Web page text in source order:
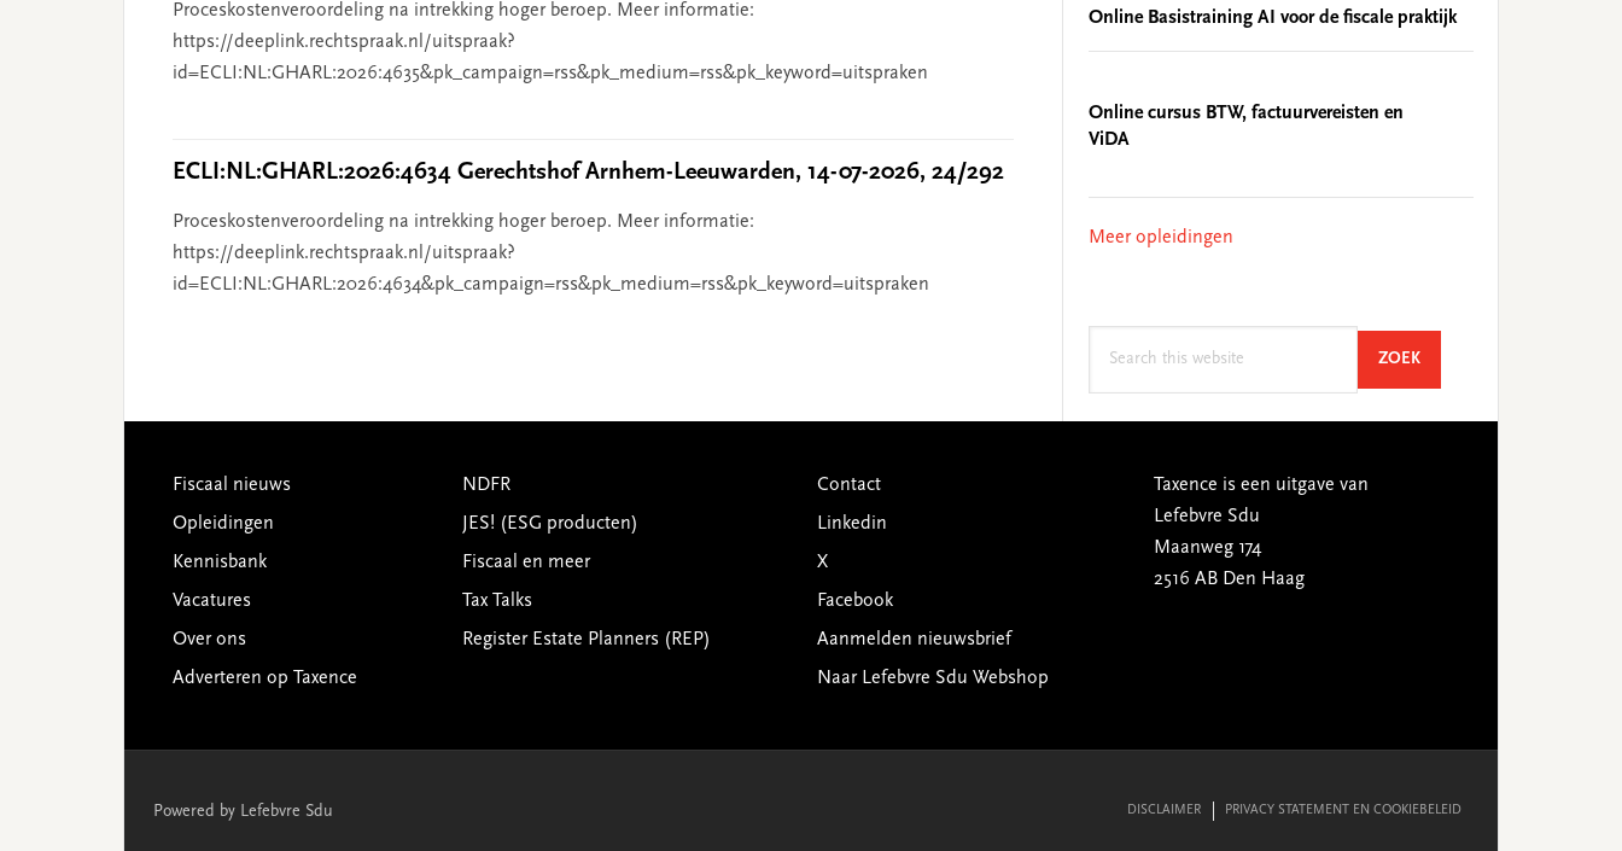
Proceskostenveroordeling na intrekking hoger beroep. Meer informatie:
https://deeplink.rechtspraak.nl/uitspraak?
id=ECLI:NL:GHARL:2026:4635&pk_campaign=rss&pk_medium=rss&pk_keyword=uitspraken
ECLI:NL:GHARL:2026:4634 Gerechtshof Arnhem-Leeuwarden, 14-07-2026, 24/292
Proceskostenveroordeling na intrekking hoger beroep. Meer informatie:
https://deeplink.rechtspraak.nl/uitspraak?
id=ECLI:NL:GHARL:2026:4634&pk_campaign=rss&pk_medium=rss&pk_keyword=uitspraken
Online Basistraining AI voor de fiscale praktijk
Online cursus BTW, factuurvereisten en
ViDA
Meer opleidingen
ZOEKSEARCH
Footer
Fiscaal nieuws
Opleidingen
Kennisbank
Vacatures
Over ons
Adverteren op Taxence
NDFR
JES! (ESG producten)
Fiscaal en meer
Tax Talks
Register Estate Planners (REP)
Contact
Linkedin
X
Facebook
Aanmelden nieuwsbrief
Naar Lefebvre Sdu Webshop
Taxence is een uitgave van
Lefebvre Sdu
Maanweg 174
2516 AB Den Haag
Powered by Lefebvre Sdu DISCLAIMER PRIVACY STATEMENT EN COOKIEBELEID